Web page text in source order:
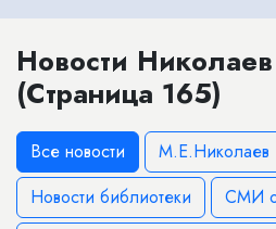
Новости
(Страница 165)
Все новости
М.Е.Николаев
Новости библиотеки
СМИ